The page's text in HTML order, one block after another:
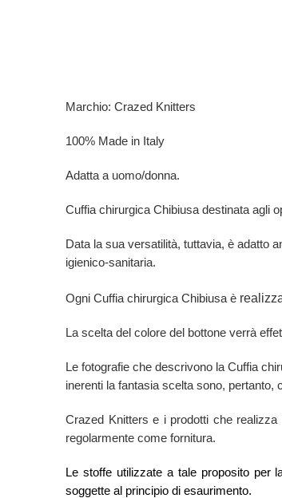
Marchio: Crazed Knitters
100% Made in Italy
Adatta a uomo/donna.
Cuffia chirurgica Chibiusa destinata agli
Data la sua versatilità, tuttavia, è adatto
igienico-sanitaria.
Ogni Cuffia chirurgica Chibiusa è
La scelta del colore del bottone verrà
Le fotografie che descrivono la Cuffia
inerenti la fantasia scelta sono, pertanto,
Crazed Knitters e i prodotti che
regolarmente come fornitura.
Le stoffe utilizzate a tale proposito per
soggette al principio di esaurimento.